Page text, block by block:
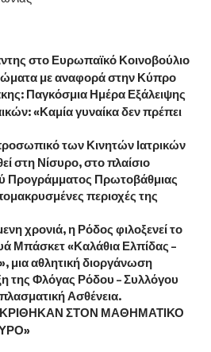
στο Ευρωπαϊκό Κοινοβούλιο
με αναφορά στην Κύπρο
Παγκόσμια Ημέρα Εξάλειψης
«Καμία γυναίκα δεν πρέπει
των Κινητών Ιατρικών
στη Νίσυρο, στο πλαίσιο
Προγράμματος Πρωτοβάθμιας
περιοχές της
χρονιά, η Ρόδος φιλοξενεί το
Μπάσκετ «Καλάθια Ελπίδας –
μια αθλητική διοργάνωση
της Φλόγας Ρόδου – Συλλόγου
Ασθένεια.
ΣΤΟΝ ΜΑΘΗΜΑΤΙΚΟ